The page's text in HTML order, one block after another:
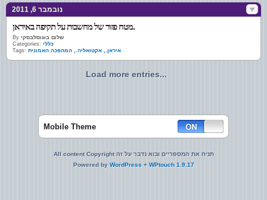
נובמבר 6, 2011
מטח פזור של מחשבות על תקיפה באיראן.
By שלום בוגוסלבסקי
Categories: כללי
Tags:
איראן., אקטואליה., המהפכה האמונית
Load more entries...
Mobile Theme
All content Copyright תניח את המספריים ובוא נדבר על זה
Powered by WordPress + WPtouch 1.9.17